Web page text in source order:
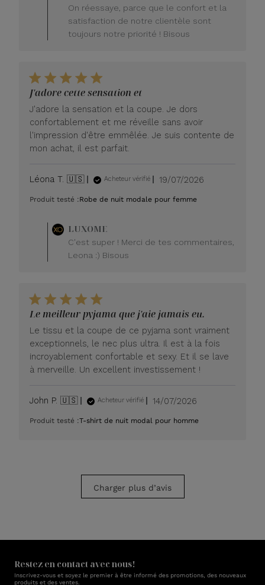
On réessaye, parce que le confort et la
satisfaction de notre clientèle sont
toujours notre priorité ! Bisous
J'adore cette sensation et
J'adore la sensation et la coupe. Je dors
confortablement et me réveille sans avoir
l'impression d'être emmêlée. Je suis contente de
mon achat, il est parfait.
Léona T. 🇺🇸 Acheteur vérifié
Date
publication
19/07/2026
Produit testé :Robe de nuit modale pour femme
du
LUXOME
le
lundi
20
juillet
2026
LUXOME
C'est super ! Merci de tes commentaires,
Leona :) Bisous
Le meilleur pyjama que j'aie jamais eu.
Le tissu et la coupe de ce pyjama sont vraiment
exceptionnels, le nec plus ultra. Il est à la fois
incroyablement confortable et sexy. Et il se lave
à merveille. Un excellent investissement !
John P. 🇺🇸 Acheteur vérifié
Date
publication
14/07/2026
Produit testé :T-shirt de nuit modal pour homme
Charger plus d’avis
Restez en contact avec nous!
Inscrivez-vous et soyez le premier à être informé des promotions, des nouveaux
produits et des ventes.